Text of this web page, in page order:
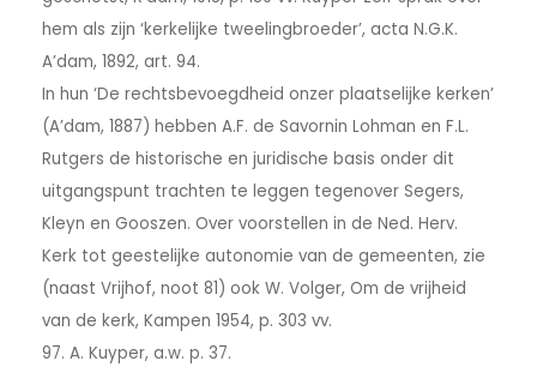
hem als zijn ‘kerkelijke tweelingbroeder’, acta N.G.K.
A’dam, 1892, art. 94.
In hun ‘De rechtsbevoegdheid onzer plaatselijke kerken’
(A’dam, 1887) hebben A.F. de Savornin Lohman en F.L.
Rutgers de historische en juridische basis onder dit
uitgangspunt trachten te leggen tegenover Segers,
Kleyn en Gooszen. Over voorstellen in de Ned. Herv.
Kerk tot geestelijke autonomie van de gemeenten, zie
(naast Vrijhof, noot 81) ook W. Volger, Om de vrijheid
van de kerk, Kampen 1954, p. 303 vv.
97. A. Kuyper, a.w. p. 37.